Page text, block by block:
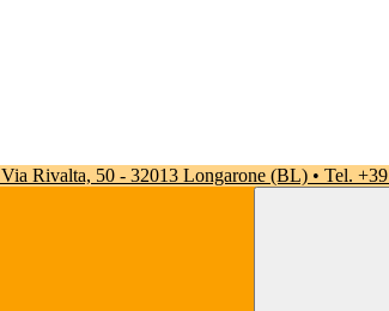
Via Rivalta, 50 - 32013 Longarone (BL) • Tel.